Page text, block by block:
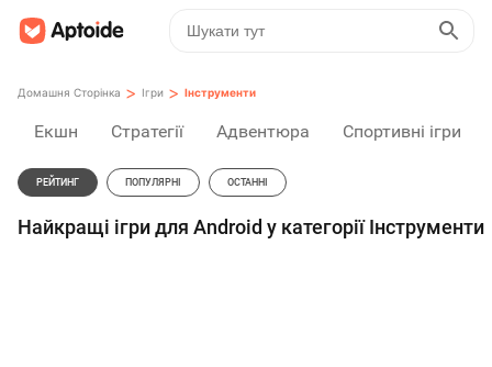
Домашня Сторінка > Ігри > Інструменти
Екшн Стратегії Адвентюра Спортивні ігри
РЕЙТИНГ ПОПУЛЯРНІ ОСТАННІ
Найкращі ігри для Android у категорії Інструменти